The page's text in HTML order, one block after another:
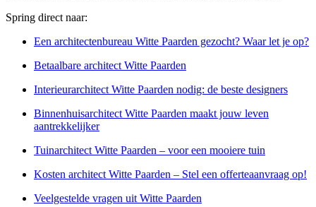
Spring direct naar:
Een architectenbureau Witte Paarden gezocht? Waar let je op?
Betaalbare architect Witte Paarden
Interieurarchitect Witte Paarden nodig: de beste designers
Binnenhuisarchitect Witte Paarden maakt jouw leven
aantrekkelijker
Tuinarchitect Witte Paarden – voor een mooiere tuin
Kosten architect Witte Paarden – Stel een offerteaanvraag op!
Veelgestelde vragen uit Witte Paarden